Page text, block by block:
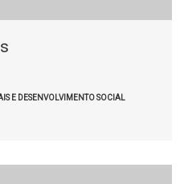
E DESENVOLVIMENTO SOCIAL